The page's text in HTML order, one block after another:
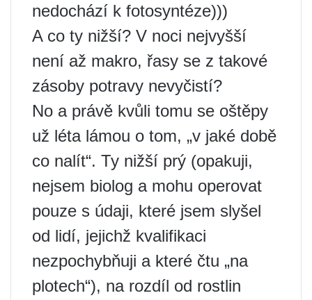
nedochází k fotosyntéze)))
A co ty nižší? V noci nejvyšší
není až makro, řasy se z takové
zásoby potravy nevyčistí?
No a právě kvůli tomu se oštěpy
už léta lámou o tom, „v jaké době
co nalít“. Ty nižší prý (opakuji,
nejsem biolog a mohu operovat
pouze s údaji, které jsem slyšel
od lidí, jejichž kvalifikaci
nezpochybňuji a které čtu „na
plotech“), na rozdíl od rostlin